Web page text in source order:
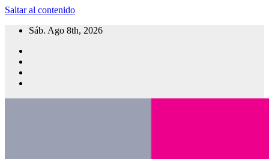
Saltar al contenido
Sáb. Ago 8th, 2026